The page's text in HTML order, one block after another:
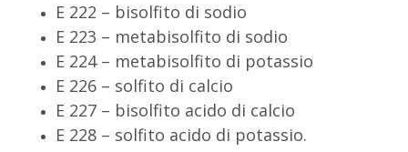
E 222 – bisolfito di sodio
E 223 – metabisolfito di sodio
E 224 – metabisolfito di potassio
E 226 – solfito di calcio
E 227 – bisolfito acido di calcio
E 228 – solfito acido di potassio.